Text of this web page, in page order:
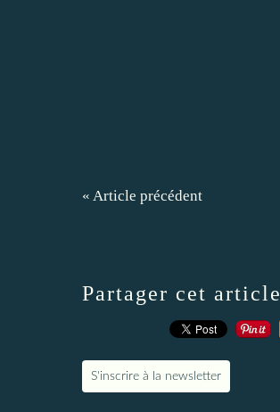
« Article précédent
Partager cet article
S'inscrire à la newsletter